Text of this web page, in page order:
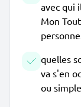
avec qui
Mon
quelles
va s'en
ou